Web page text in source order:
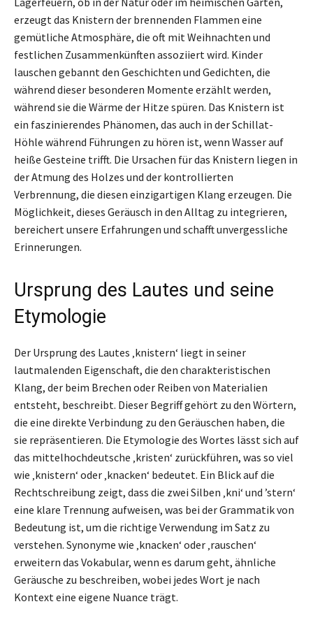
erzeugt das Knistern der brennenden Flammen eine
gemütliche Atmosphäre, die oft mit Weihnachten und
festlichen Zusammenkünften assoziiert wird. Kinder
lauschen gebannt den Geschichten und Gedichten, die
während dieser besonderen Momente erzählt werden,
während sie die Wärme der Hitze spüren. Das Knistern ist
ein faszinierendes Phänomen, das auch in der Schillat-
Höhle während Führungen zu hören ist, wenn Wasser auf
heiße Gesteine trifft. Die Ursachen für das Knistern liegen in
der Atmung des Holzes und der kontrollierten
Verbrennung, die diesen einzigartigen Klang erzeugen. Die
Möglichkeit, dieses Geräusch in den Alltag zu integrieren,
bereichert unsere Erfahrungen und schafft unvergessliche
Erinnerungen.
Ursprung des Lautes und seine
Etymologie
Der Ursprung des Lautes ‚knistern‘ liegt in seiner
lautmalenden Eigenschaft, die den charakteristischen
Klang, der beim Brechen oder Reiben von Materialien
entsteht, beschreibt. Dieser Begriff gehört zu den Wörtern,
die eine direkte Verbindung zu den Geräuschen haben, die
sie repräsentieren. Die Etymologie des Wortes lässt sich auf
das mittelhochdeutsche ‚kristen‘ zurückführen, was so viel
wie ‚knistern‘ oder ‚knacken‘ bedeutet. Ein Blick auf die
Rechtschreibung zeigt, dass die zwei Silben ‚kni‘ und ’stern‘
eine klare Trennung aufweisen, was bei der Grammatik von
Bedeutung ist, um die richtige Verwendung im Satz zu
verstehen. Synonyme wie ‚knacken‘ oder ‚rauschen‘
erweitern das Vokabular, wenn es darum geht, ähnliche
Geräusche zu beschreiben, wobei jedes Wort je nach
Kontext eine eigene Nuance trägt.